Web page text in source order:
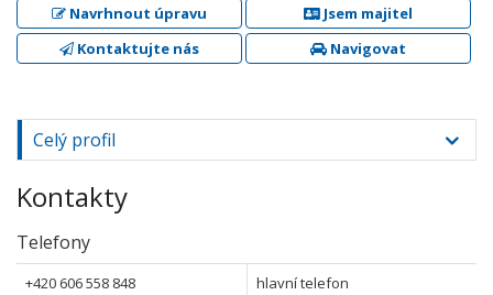
Navrhnout úpravu
Jsem majitel
Kontaktujte nás
Navigovat
Celý profil
Kontakty
Telefony
+420 606 558 848 hlavní telefon